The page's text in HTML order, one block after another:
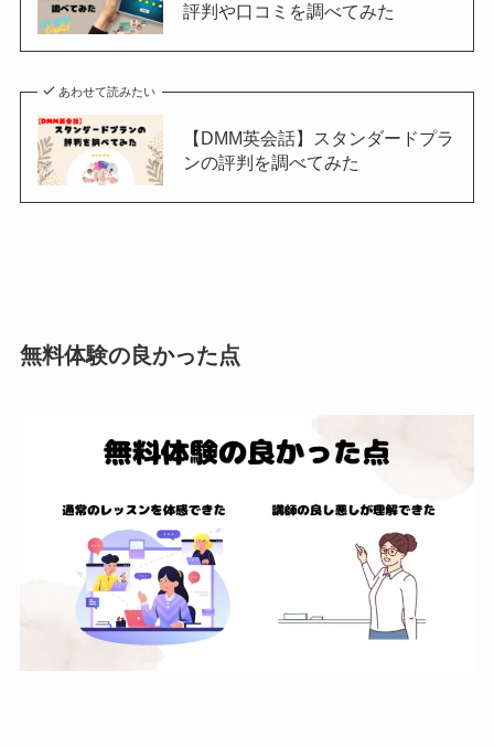
評判や口コミを調べてみた
あわせて読みたい
【DMM英会話】スタンダードプラ
ンの評判を調べてみた
無料体験の良かった点